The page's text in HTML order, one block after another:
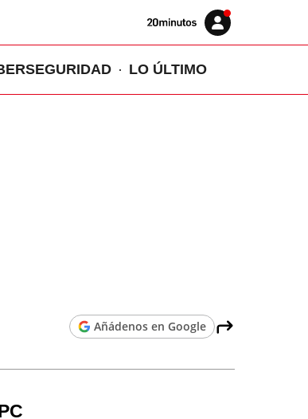
Volver
Iniciar
sesión
LO ÚLTIMO
Añádenos en Google